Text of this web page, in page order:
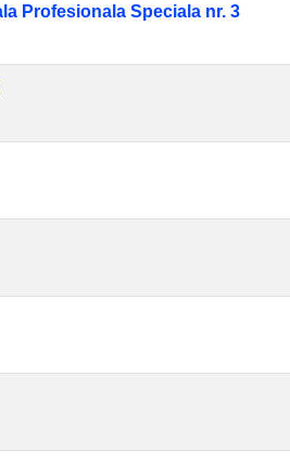
Profesionala Speciala nr. 3